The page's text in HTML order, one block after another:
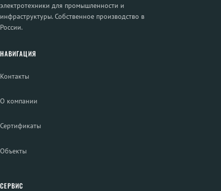
электротехники для промышленности и
инфраструктуры. Собственное производство в
России.
НАВИГАЦИЯ
Контакты
О компании
Сертификаты
Объекты
СЕРВИС